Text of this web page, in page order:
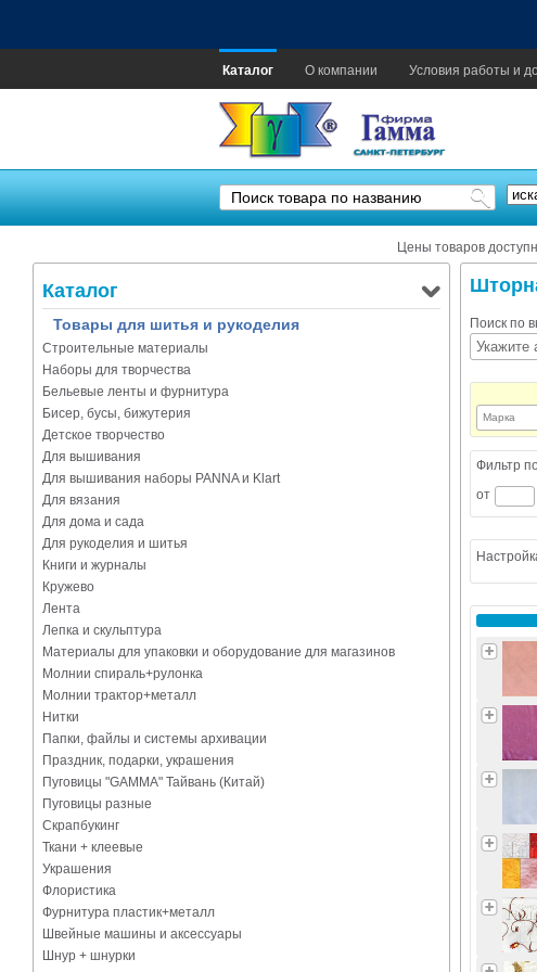
Каталог О компании Условия работы и
Цены товаров
Каталог
Товары для шитья и рукоделия
Строительные материалы
Наборы для творчества
Бельевые ленты и фурнитура
Бисер, бусы, бижутерия
Детское творчество
Для вышивания
Для вышивания наборы PANNA и Klart
Для вязания
Для дома и сада
Для рукоделия и шитья
Книги и журналы
Кружево
Лента
Лепка и скульптура
Материалы для упаковки и оборудование для магазинов
Молнии спираль+рулонка
Молнии трактор+металл
Нитки
Папки, файлы и системы архивации
Праздник, подарки, украшения
Пуговицы "GAMMA" Тайвань (Китай)
Пуговицы разные
Скрапбукинг
Ткани + клеевые
Украшения
Флористика
Фурнитура пластик+металл
Швейные машины и аксессуары
Шнур + шнурки
Поиск по
Марка
Фильтр
от